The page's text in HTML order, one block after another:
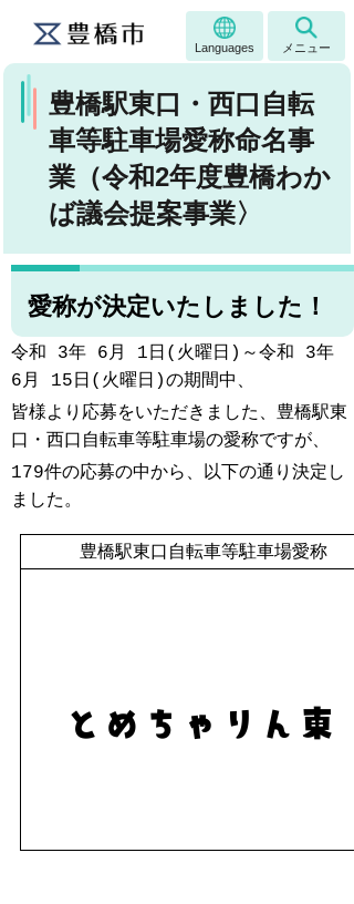
Languages メニュー
豊橋駅東口・西口自転
車等駐車場愛称命名事
業（令和2年度豊橋わか
ば議会提案事業〉
愛称が決定いたしました！
令和 3年 6月 1日(火曜日)～令和 3年
6月 15日(火曜日)の期間中、
皆様より応募をいただきました、 豊橋駅東
口・西口自転車等駐車場の愛称ですが、
179件の応募の中から、以下の通り決定し
ました。
豊橋駅東口自転車等駐車場愛称